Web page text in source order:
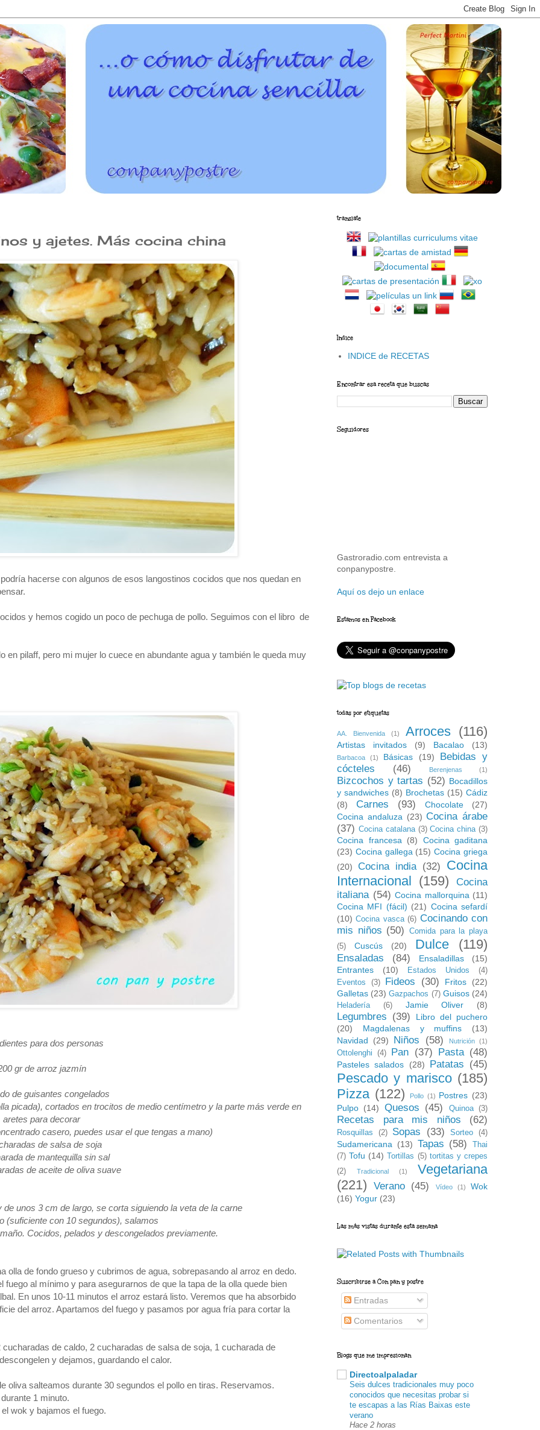
y ajetes. Más cocina china
hacerse con algunos de esos langostinos cocidos que nos quedan en
y hemos cogido un poco de pechuga de pollo. Seguimos con el libro de
pilaff, pero mi mujer lo cuece en abundante agua y también le queda muy
para dos personas
gr de arroz jazmín
de guisantes congelados
picada), cortados en trocitos de medio centímetro y la parte más verde en
aretes para decorar
casero, puedes usar el que tengas a mano)
de salsa de soja
de mantequilla sin sal
de aceite de oliva suave
unos 3 cm de largo, se corta siguiendo la veta de la carne
(suficiente con 10 segundos), salamos
Cocidos, pelados y descongelados previamente.
de fondo grueso y cubrimos de agua, sobrepasando al arroz en dedo.
al mínimo y para asegurarnos de que la tapa de la olla quede bien
En unos 10-11 minutos el arroz estará listo. Veremos que ha absorbido
del arroz. Apartamos del fuego y pasamos por agua fría para cortar la
de caldo, 2 cucharadas de salsa de soja, 1 cucharada de
y dejamos, guardando el calor.
oliva salteamos durante 30 segundos el pollo en tiras. Reservamos.
1 minuto.
wok y bajamos el fuego.
translate
Indice
INDICE de RECETAS
Encontrar esa receta que buscas
Seguidores
Gastroradio.com entrevista a
conpanypostre.
Aquí os dejo un enlace
Estamos en Facebook
todas por etiquetas
AA. Bienvenida (1) Arroces (116)
Artistas invitados (9) Bacalao (13)
Barbacoa (1) Básicas (19)
Bebidas y
cócteles
(46) Berenjenas (1)
Bizcochos y tartas (52) Bocadillos
y sandwiches (8) Brochetas (15) Cádiz
(8)
Carnes (93) Chocolate
(27)
Cocina andaluza (23) Cocina árabe
(37) Cocina catalana (3) Cocina china (3)
Cocina francesa (8)
Cocina gaditana
(23) Cocina gallega (15) Cocina griega
(20)
Cocina india (32)
Cocina
Internacional (159)
Cocina
italiana (54) Cocina mallorquina (11)
Cocina MFI (fácil) (21) Cocina sefardí
(10) Cocina vasca (6) Cocinando con
mis niños (50)
Comida para la playa
(5)
Cuscús (20) Dulce (119)
Ensaladas (84) Ensaladillas
(15)
Entrantes
(10) Estados Unidos
(4)
Eventos
(3) Fideos (30) Fritos
(22)
Galletas (23) Gazpachos (7) Guisos (24)
Heladería (6) Jamie Oliver (8)
Legumbres (39)
Libro del puchero
(20)
Magdalenas y muffins
(13)
Navidad
(29) Niños (58) Nutrición (1)
Ottolenghi (4) Pan (37) Pasta (48)
Pasteles salados (28) Patatas (45)
Pescado y marisco (185)
Pizza (122) Pollo (1) Postres (23)
Pulpo (14) Quesos (45) Quinoa (3)
Recetas para mis niños (62)
Rosquillas (2) Sopas (33) Sorteo (4)
Sudamericana (13) Tapas (58)
Thai
(7) Tofu (14) Tortillas (5) tortitas y crepes
(2)
Tradicional (1)
Vegetariana
(221)
Verano (45) Vídeo (1)
Wok
(16) Yogur (23)
Las más vistas durante esta semana
Suscribirse a Con pan y postre
Entradas
Comentarios
Blogs que me impresionan
Directoalpaladar
Seis dulces tradicionales muy poco
conocidos que necesitas probar si
te escapas a las Rías Baixas este
verano
Hace 2 horas